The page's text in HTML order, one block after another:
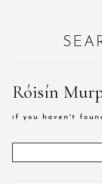
Róisín
if you haven't